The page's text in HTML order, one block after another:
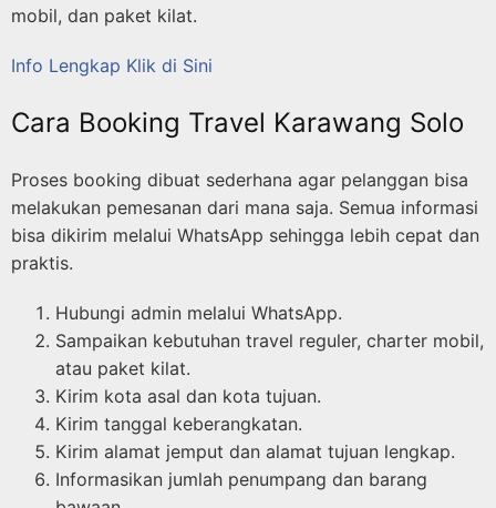
mobil, dan paket kilat.
Info Lengkap Klik di Sini
Cara Booking Travel Karawang Solo
Proses booking dibuat sederhana agar pelanggan bisa
melakukan pemesanan dari mana saja. Semua informasi
bisa dikirim melalui WhatsApp sehingga lebih cepat dan
praktis.
Hubungi admin melalui WhatsApp.
Sampaikan kebutuhan travel reguler, charter mobil,
atau paket kilat.
Kirim kota asal dan kota tujuan.
Kirim tanggal keberangkatan.
Kirim alamat jemput dan alamat tujuan lengkap.
Informasikan jumlah penumpang dan barang